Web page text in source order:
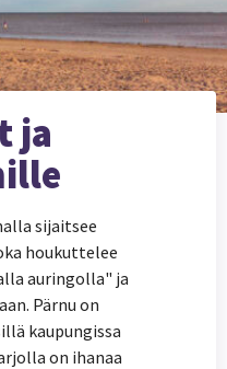
ja
sijaitsee
houkuttelee
auringolla" ja
Pärnu on
kaupungissa
on ihanaa